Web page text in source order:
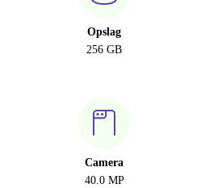
Opslag
256 GB
Camera
40.0 MP